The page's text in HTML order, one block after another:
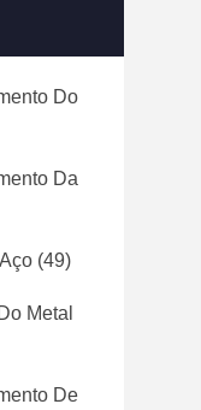
Do
Da
(49)
Metal
De